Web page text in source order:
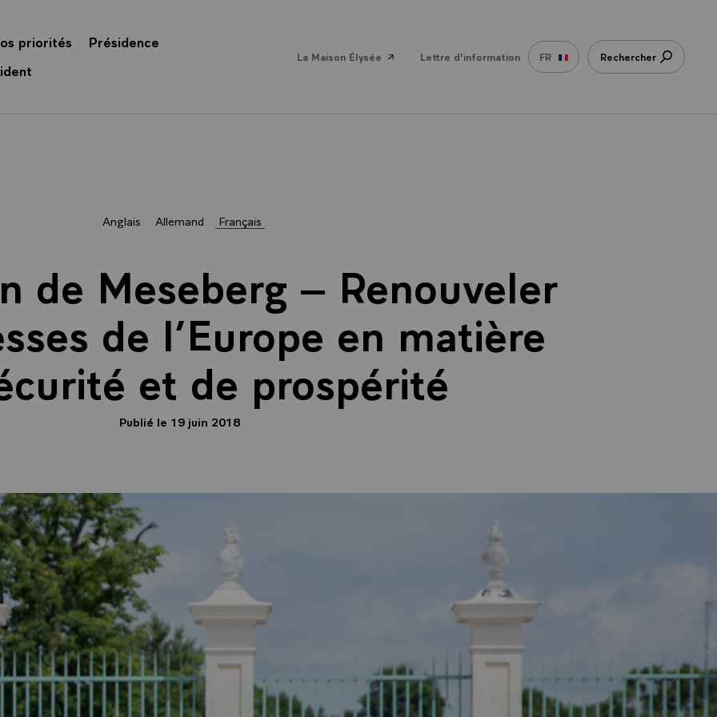
priorités
Présidence
La Maison Élysée Lettre d'information FR Rechercher
Anglais Allemand Français
de Meseberg – Renouveler
de l’Europe en matière
et de prospérité
Publié le 19 juin 2018